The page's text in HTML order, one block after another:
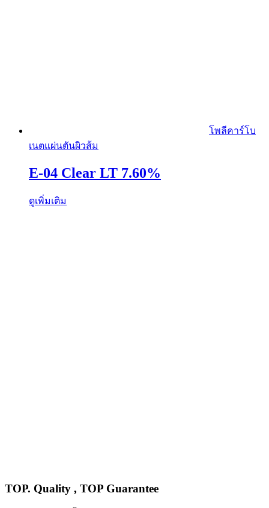
โพลีคาร์โบ
เนตแผ่นตันผิวส้ม
E-04 Clear LT 7.60%
ดูเพิ่มเติม
TOP. Quality , TOP Guarantee